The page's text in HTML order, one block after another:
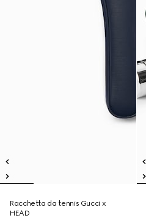
Racchetta da tennis Gucci x
HEAD